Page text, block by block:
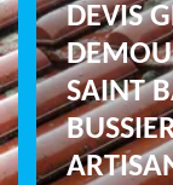
DEVIS
SAINT